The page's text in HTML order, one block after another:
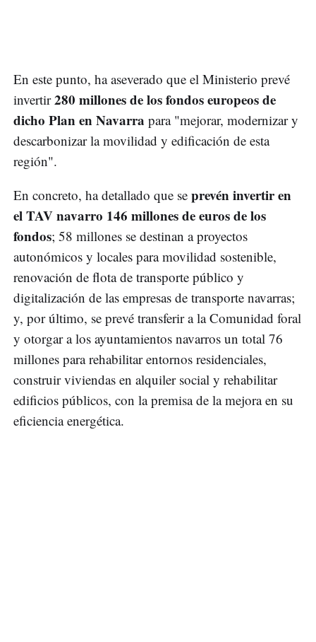
En este punto, ha aseverado que el Ministerio prevé
invertir280 millones de los fondos europeos de
dicho Plan en Navarra para "mejorar, modernizar y
descarbonizar la movilidad y edificación de esta
región".
En concreto, ha detallado que se prevén invertir en
el TAV navarro 146 millones de euros de los
fondos; 58 millones se destinan a proyectos
autonómicos y locales para movilidad sostenible,
renovación de flota de transporte público y
digitalización de las empresas de transporte navarras;
y, por último, se prevé transferir a la Comunidad foral
y otorgar a los ayuntamientos navarros un total 76
millones para rehabilitar entornos residenciales,
construir viviendas en alquiler social y rehabilitar
edificios públicos, con la premisa de la mejora en su
eficiencia energética.